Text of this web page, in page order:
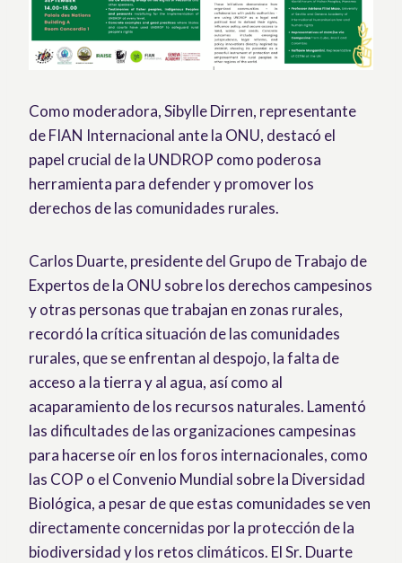
Como moderadora, Sibylle Dirren, representante
de FIAN Internacional ante la ONU, destacó el
papel crucial de la UNDROP como poderosa
herramienta para defender y promover los
derechos de las comunidades rurales.
Carlos Duarte, presidente del Grupo de Trabajo de
Expertos de la ONU sobre los derechos campesinos
y otras personas que trabajan en zonas rurales,
recordó la crítica situación de las comunidades
rurales, que se enfrentan al despojo, la falta de
acceso a la tierra y al agua, así como al
acaparamiento de los recursos naturales. Lamentó
las dificultades de las organizaciones campesinas
para hacerse oír en los foros internacionales, como
las COP o el Convenio Mundial sobre la Diversidad
Biológica, a pesar de que estas comunidades se ven
directamente concernidas por la protección de la
biodiversidad y los retos climáticos. El Sr. Duarte